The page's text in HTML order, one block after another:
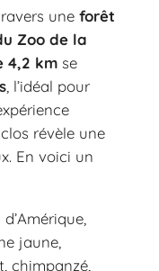
uneforêt
Zoo de la
4,2 km se
, l’idéal pour
révèle une
En voici un
jaune,
chimpanzé,